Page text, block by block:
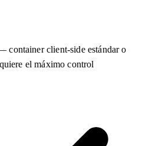
container client-side estándar o
el máximo control